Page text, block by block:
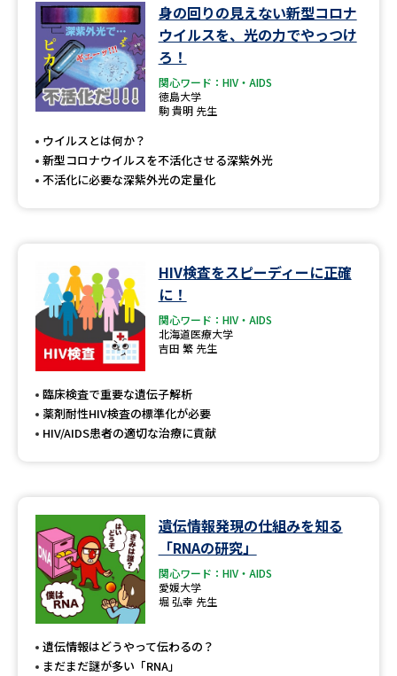
先輩が入学を決めた理由 テレメール全国一斉進学調査
新生活お役立ちガイド
学問発見 学問検索
学問のミニ講義「夢ナビ講義」 学問分野解説
学問の教科書 夢ナビライブ
ユーザーサポート
Ｑ＆Ａ よくあるご質問
お支払いサイト
個人情報取扱規定
特定商取引表記
テレメール進学カタログ
訂正のご案内
身の回りの見えない新型コロナ
ウイルスを、光の力でやっつけ
ろ！
関心ワード：HIV・AIDS
徳島大学
駒 貴明 先生
ウイルスとは何か？
新型コロナウイルスを不活化させる深紫外光
不活化に必要な深紫外光の定量化
HIV検査をスピーディーに正確
に！
関心ワード：HIV・AIDS
北海道医療大学
吉田 繁 先生
臨床検査で重要な遺伝子解析
薬剤耐性HIV検査の標準化が必要
HIV/AIDS患者の適切な治療に貢献
遺伝情報発現の仕組みを知る
「RNAの研究」
関心ワード：HIV・AIDS
愛媛大学
堀 弘幸 先生
遺伝情報はどうやって伝わるの？
まだまだ謎が多い「RNA」